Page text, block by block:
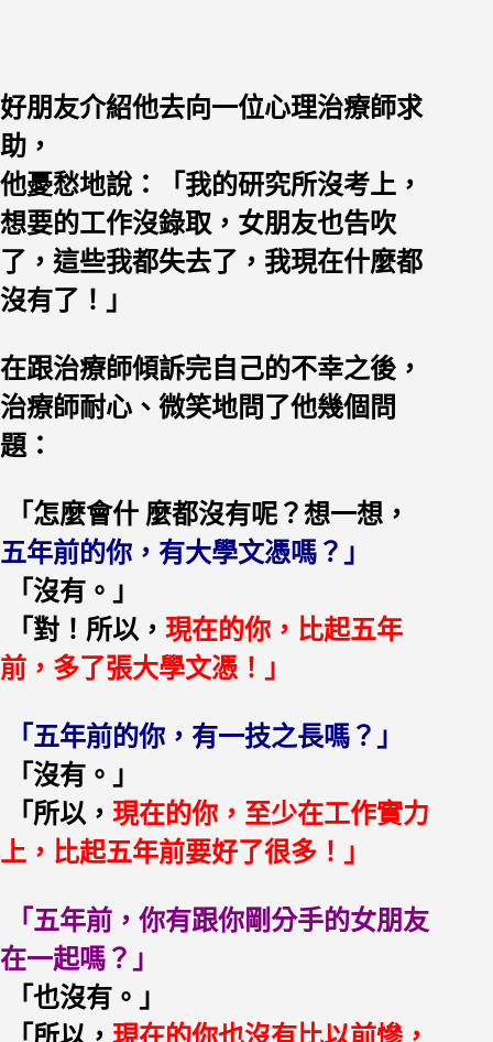
好朋友介紹他去向一位心理治療師求
助，
他憂愁地說：「我的研究所沒考上，
想要的工作沒錄取，女朋友也告吹
了，這些我都失去了，我現在什麼都
沒有了！」
在跟治療師傾訴完自己的不幸之後，
治療師耐心、微笑地問了他幾個問
題：
「怎麼會什 麼都沒有呢？想一想，
五年前的你，有大學文憑嗎？」
「沒有。」
「對！所以， 現在的你，比起五年
前，多了張大學文憑！」
「五年前的你，有一技之長嗎？」
「沒有。」
「所以， 現在的你，至少在工作實力
上，比起五年前要好了很多！」
「五年前，你有跟你剛分手的女朋友
在一起嗎？」
「也沒有。」